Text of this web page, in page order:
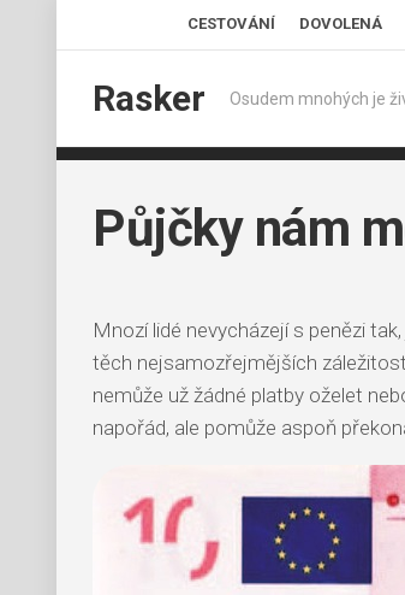
CESTOVÁNÍ DOVOLENÁ
Rasker Osudem mnohých je
Půjčky nám
Mnozí lidé nevycházejí s penězi
těch nejsamozřejmějších
nemůže už žádné platby oželet
napořád, ale pomůže aspoň